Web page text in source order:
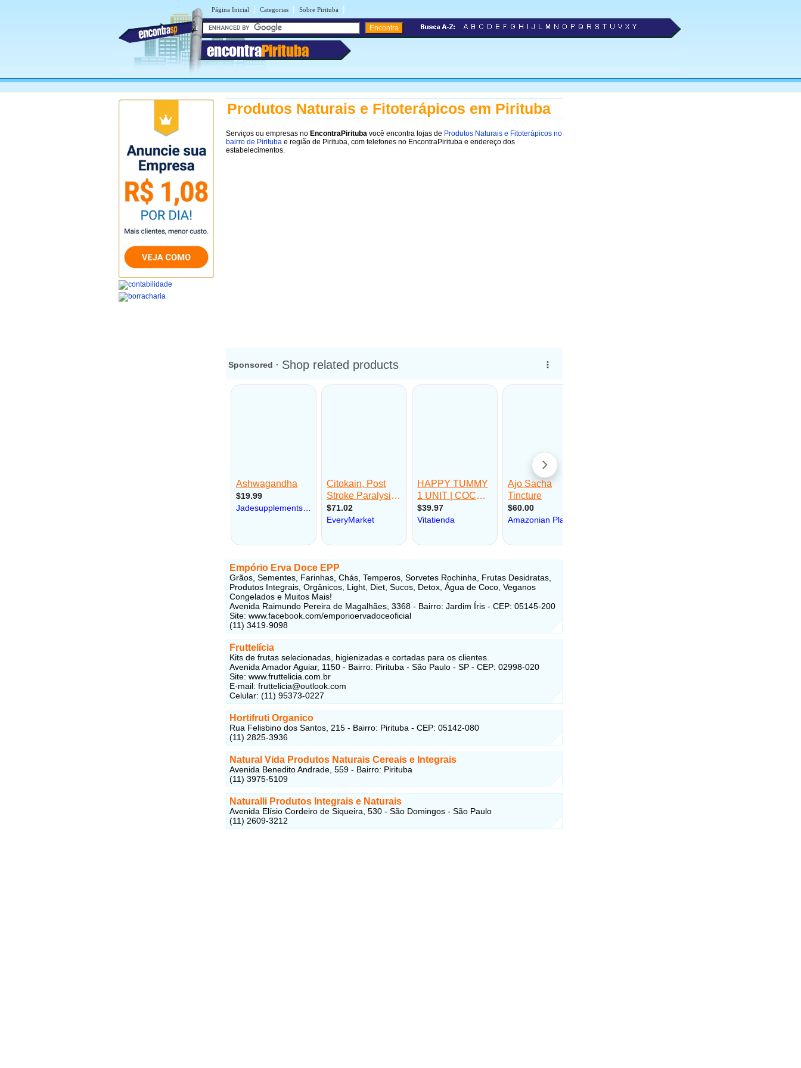
Página Inicial | Categorias | Sobre Pirituba |
encontraPirituba
Produtos Naturais e Fitoterápicos em Pirituba
Serviços ou empresas no EncontraPirituba você encontra lojas de Produtos Naturais e Fitoterápicos no
bairro de Pirituba e região de Pirituba, com telefones no EncontraPirituba e endereço dos
estabelecimentos.
Empório Erva Doce EPP
Grãos, Sementes, Farinhas, Chás, Temperos, Sorvetes Rochinha, Frutas Desidratas,
Produtos Integrais, Orgânicos, Light, Diet, Sucos, Detox, Água de Coco, Veganos
Congelados e Muitos Mais!
Avenida Raimundo Pereira de Magalhães, 3368 - Bairro: Jardim Íris - CEP: 05145-200
Site: www.facebook.com/emporioervadoceoficial
(11) 3419-9098
Fruttelícia
Kits de frutas selecionadas, higienizadas e cortadas para os clientes.
Avenida Amador Aguiar, 1150 - Bairro: Pirituba - São Paulo - SP - CEP: 02998-020
Site: www.fruttelicia.com.br
E-mail: fruttelicia@outlook.com
Celular: (11) 95373-0227
Hortifruti Organico
Rua Felisbino dos Santos, 215 - Bairro: Pirituba - CEP: 05142-080
(11) 2825-3936
Natural Vida Produtos Naturais Cereais e Integrais
Avenida Benedito Andrade, 559 - Bairro: Pirituba
(11) 3975-5109
Naturalli Produtos Integrais e Naturais
Avenida Elísio Cordeiro de Siqueira, 530 - São Domingos - São Paulo
(11) 2609-3212